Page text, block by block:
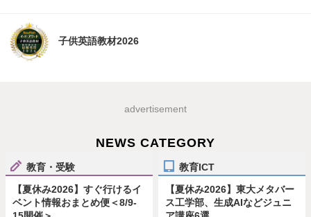
子供英語教材2026
advertisement
NEWS CATEGORY
教育・受験
【夏休み2026】すぐ行けるイ
ベント情報おまとめ便＜8/9-
教育ICT
【夏休み2026】東大メタバー
ス工学部、生成AIなどジュニ